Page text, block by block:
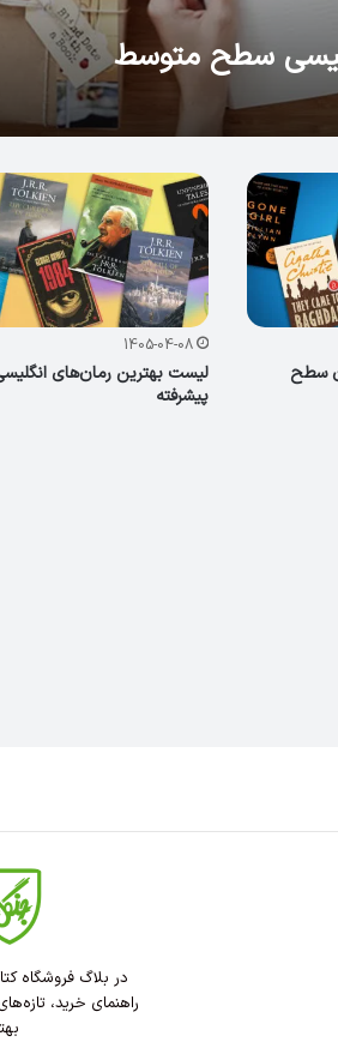
سطح متوسط
سطح
1405-04-08
لیست بهترین رمان‌های
پیشرفته
در بلاگ فروشگاه
راهنمای خرید،